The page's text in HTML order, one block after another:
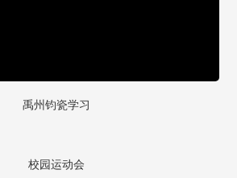
禹州钧瓷学习
校园运动会